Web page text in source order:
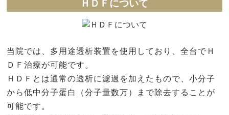
ＨＤＦについて
当院では、多用途透析装置を使用しており、全台でＨ
ＤＦ治療が可能です。
ＨＤＦとは通常の透析に濾過を加えたもので、小分子
から低中分子蛋白（分子量数万）まで除去することが
可能です。